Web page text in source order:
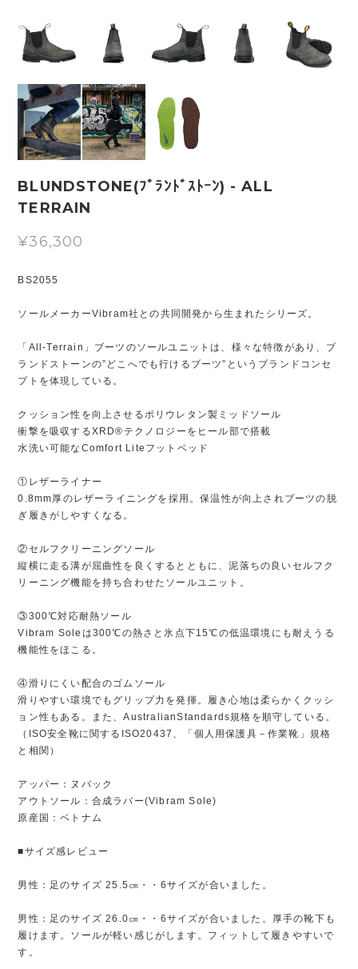
BLUNDSTONE(ﾌﾞﾗﾝﾄﾞｽﾄｰﾝ) - ALL
TERRAIN
¥36,300
BS2055
ソールメーカーVibram社との共同開発から生まれたシリーズ。
「All-Terrain」ブーツのソールユニットは、様々な特徴があり、ブ
ランドストーンの”どこへでも行けるブーツ”というブランドコンセ
プトを体現している。
クッション性を向上させるポリウレタン製ミッドソール
衝撃を吸収するXRD®テクノロジーをヒール部で搭載
水洗い可能なComfort Liteフットベッド
①レザーライナー
0.8mm厚のレザーライニングを採用。保温性が向上されブーツの脱
ぎ履きがしやすくなる。
②セルフクリーニングソール
縦横に走る溝が屈曲性を良くするとともに、泥落ちの良いセルフク
リーニング機能を持ち合わせたソールユニット。
③300℃対応耐熱ソール
Vibram Soleは300℃の熱さと氷点下15℃の低温環境にも耐えうる
機能性をほこる。
④滑りにくい配合のゴムソール
滑りやすい環境でもグリップ力を発揮。履き心地は柔らかくクッシ
ョン性もある。また、AustralianStandards規格を順守している。
（ISO安全靴に関するISO20437、「個人用保護具－作業靴」規格
と相関）
アッパー：ヌバック
アウトソール：合成ラバー(Vibram Sole)
原産国：ベトナム
■サイズ感レビュー
男性：足のサイズ 25.5㎝・・6サイズが合いました。
男性：足のサイズ 26.0㎝・・6サイズが合いました。厚手の靴下も
履けます。ソールが軽い感じがします。フィットして履きやすいで
す。